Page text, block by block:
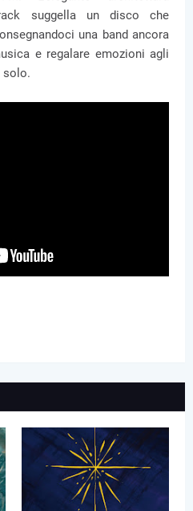
suggella un disco che
una band ancora
e regalare emozioni agli
solo.